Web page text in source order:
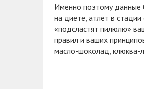
Именно поэтому данные
на диете, атлет в
«подсластят пилюлю»
правил и ваших
масло-шоколад, клюква-